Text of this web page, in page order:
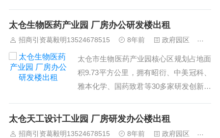
范园区。园区规划总面积3.5万亩，涉及2
园区初步分为生态农业休闲观光区、...
太仓生物医药产业园 厂房办公研发楼出租
招商引资葛毅明13524678515 8年前 政府园区
太仓市生物医药产业园核心区规划占地面
积9.73平方公里，拥有昭衍、中美冠科、
雅本化学、国药致君等30多家研发创新能
生物医药企业。园区重点构建生物医药、
太仓天工设计工业园 厂房研发办公楼出租
招商引资葛毅明13524678515 8年前 政府园区